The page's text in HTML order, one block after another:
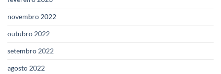
novembro 2022
outubro 2022
setembro 2022
agosto 2022